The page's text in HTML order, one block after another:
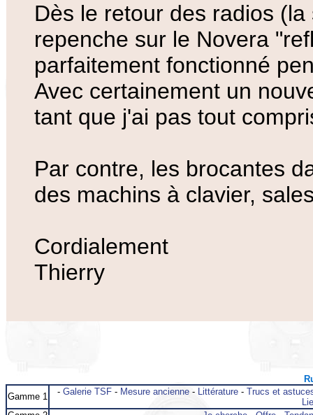
Dès le retour des radios
repenche sur le Novera
parfaitement fonctionné
Avec certainement un
tant que j'ai pas tout
Par contre, les brocantes
des machins à clavier,
Cordialement
Thierry
Gamme 1
- Galerie TSF- Mesure ancienne- Littérature- Trucs et